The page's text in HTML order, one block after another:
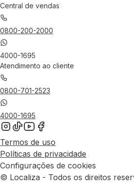
Central de vendas
0800-200-2000
4000-1695
Atendimento ao cliente
0800-701-2523
4000-1695
Termos de uso
Políticas de privacidade
Configurações de cookies
© Localiza - Todos os direitos